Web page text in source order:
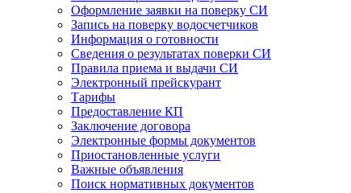
Оформление заявки на поверку СИ
Запись на поверку водосчетчиков
Информация о готовности
Сведения о результатах поверки СИ
Правила приема и выдачи СИ
Электронный прейскурант
Тарифы
Предоставление КП
Заключение договора
Электронные формы документов
Приостановленные услуги
Важные объявления
Поиск нормативных документов